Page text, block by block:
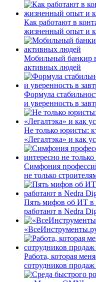
Как работают в
жизненный опыт и
Мобильный банкир
активных людей
Формула
и уверенность в
Не только юристы:
«Легалтэка» и как
Симфония
не только
Пять мифов об ИТ в
работают в Nedra
Работа, которая
сотрудников